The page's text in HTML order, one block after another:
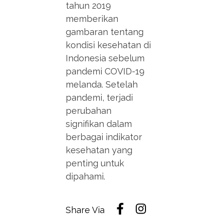
tahun 2019
memberikan
gambaran tentang
kondisi kesehatan di
Indonesia sebelum
pandemi COVID-19
melanda. Setelah
pandemi, terjadi
perubahan
signifikan dalam
berbagai indikator
kesehatan yang
penting untuk
dipahami.
Share Via